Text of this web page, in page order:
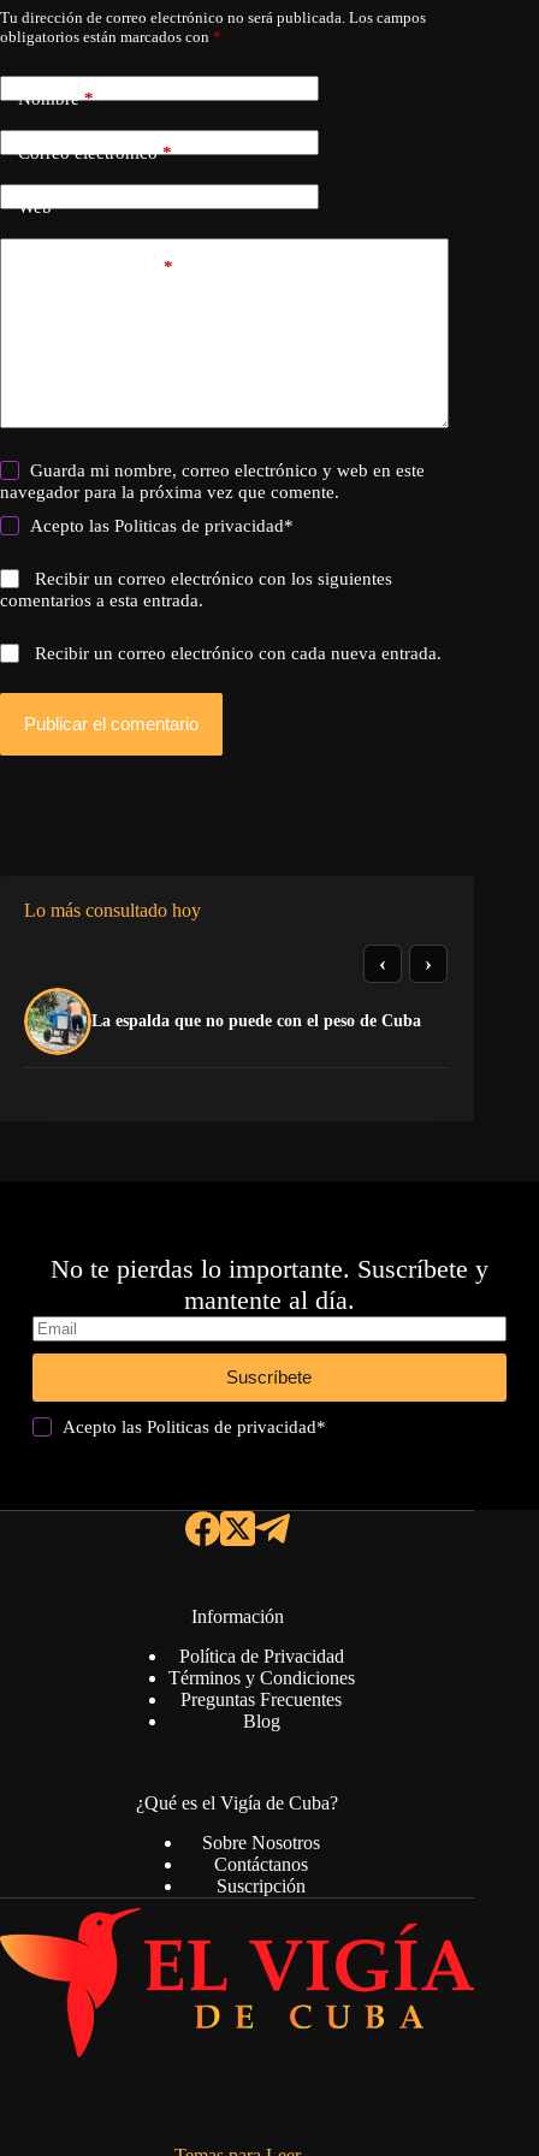
Tu dirección de correo electrónico no será publicada. Los campos
obligatorios están marcados con *
Nombre*
Correo electrónico*
Web
*
Guarda mi nombre, correo electrónico y web en este
navegador para la próxima vez que comente.
Acepto lasPoliticas de privacidad*
Recibir un correo electrónico con los siguientes
comentarios a esta entrada.
Recibir un correo electrónico con cada nueva entrada.
Publicar el comentario
Lo más consultado hoy
La espalda que no puede con el peso de Cuba
‹ ›
No te pierdas lo importante. Suscríbete y
mantente al día.
Suscríbete
Acepto lasPoliticas de privacidad*
Información
Política de Privacidad
Términos y Condiciones
Preguntas Frecuentes
Blog
¿Qué es el Vigía de Cuba?
Sobre Nosotros
Contáctanos
Suscripción